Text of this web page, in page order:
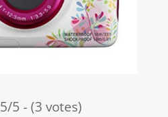
5/5 - (3 votes)